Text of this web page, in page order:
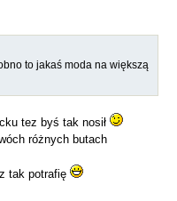
to jakaś moda na większą
tez byś tak nosił
różnych butach
tak potrafię